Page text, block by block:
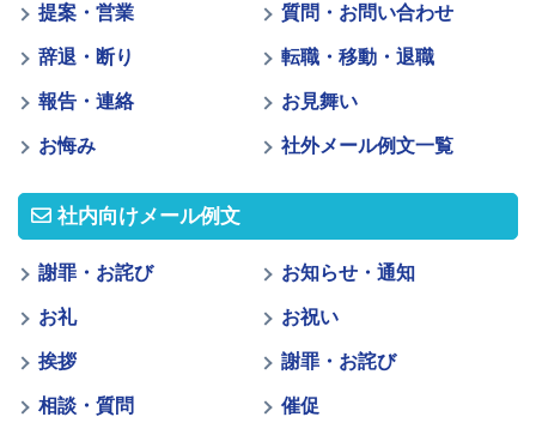
提案・営業 質問・お問い合わせ
辞退・断り 転職・移動・退職
報告・連絡 お見舞い
お悔み 社外メール例文一覧
社内向けメール例文
謝罪・お詫び お知らせ・通知
お礼 お祝い
挨拶 謝罪・お詫び
相談・質問 催促